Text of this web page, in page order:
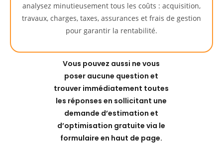
analysez minutieusement tous les coûts : acquisition,
travaux, charges, taxes, assurances et frais de gestion
pour garantir la rentabilité.
Vous pouvez aussi ne vous
poser aucune question et
trouver immédiatement toutes
les réponses en sollicitant une
demande d’estimation et
d’optimisation gratuite via le
formulaire en haut de page.